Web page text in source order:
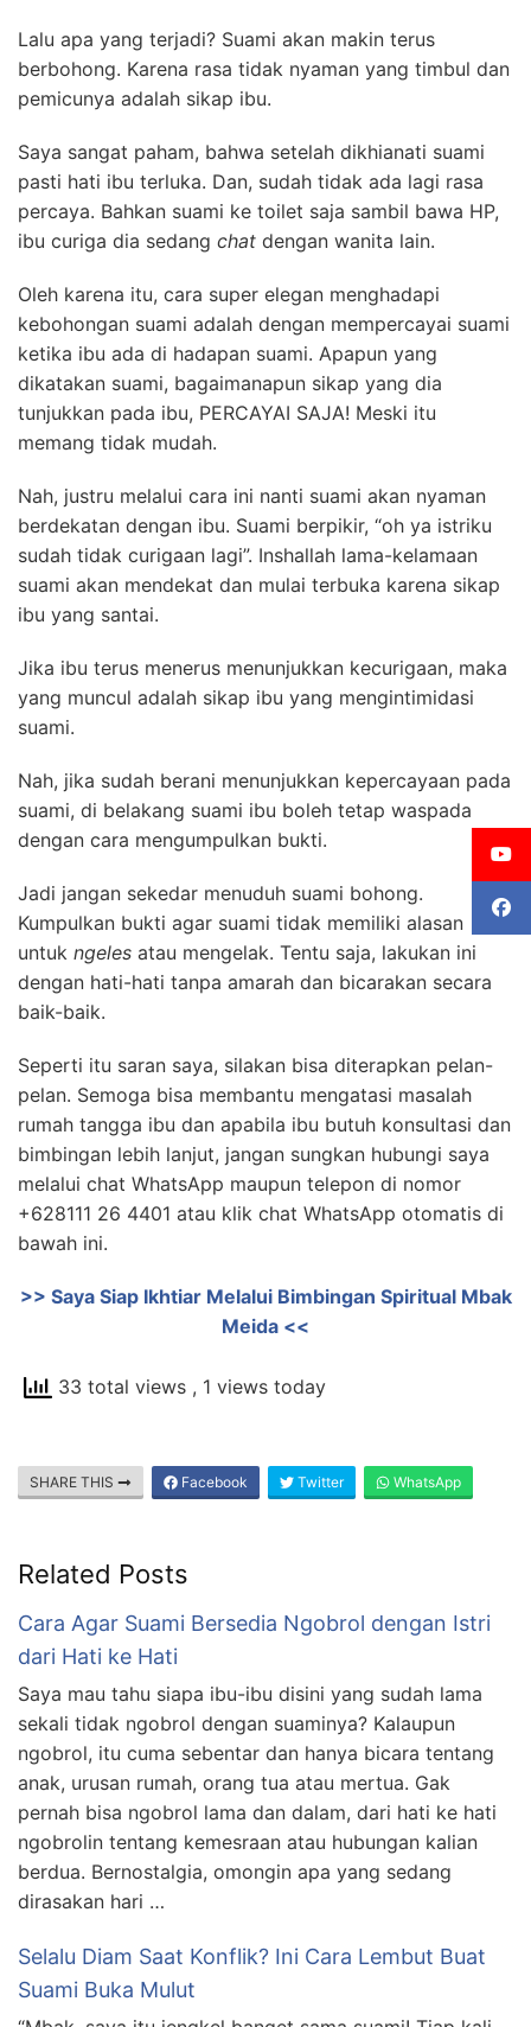
Lalu apa yang terjadi? Suami akan makin terus
berbohong. Karena rasa tidak nyaman yang timbul dan
pemicunya adalah sikap ibu.
Saya sangat paham, bahwa setelah dikhianati suami
pasti hati ibu terluka. Dan, sudah tidak ada lagi rasa
percaya. Bahkan suami ke toilet saja sambil bawa HP,
ibu curiga dia sedang chat dengan wanita lain.
Oleh karena itu, cara super elegan menghadapi
kebohongan suami adalah dengan mempercayai suami
ketika ibu ada di hadapan suami. Apapun yang
dikatakan suami, bagaimanapun sikap yang dia
tunjukkan pada ibu, PERCAYAI SAJA! Meski itu
memang tidak mudah.
Nah, justru melalui cara ini nanti suami akan nyaman
berdekatan dengan ibu. Suami berpikir, “oh ya istriku
sudah tidak curigaan lagi”. Inshallah lama-kelamaan
suami akan mendekat dan mulai terbuka karena sikap
ibu yang santai.
Jika ibu terus menerus menunjukkan kecurigaan, maka
yang muncul adalah sikap ibu yang mengintimidasi
suami.
Nah, jika sudah berani menunjukkan kepercayaan pada
suami, di belakang suami ibu boleh tetap waspada
dengan cara mengumpulkan bukti.
Jadi jangan sekedar menuduh suami bohong.
Kumpulkan bukti agar suami tidak memiliki alasan
untuk ngeles atau mengelak. Tentu saja, lakukan ini
dengan hati-hati tanpa amarah dan bicarakan secara
baik-baik.
Seperti itu saran saya, silakan bisa diterapkan pelan-
pelan. Semoga bisa membantu mengatasi masalah
rumah tangga ibu dan apabila ibu butuh konsultasi dan
bimbingan lebih lanjut, jangan sungkan hubungi saya
melalui chat WhatsApp maupun telepon di nomor
+628111 26 4401 atau klik chat WhatsApp otomatis di
bawah ini.
>> Saya Siap Ikhtiar Melalui Bimbingan Spiritual Mbak
Meida <<
33 total views , 1 views today
SHARE THIS Facebook Twitter WhatsApp
Related Posts
Cara Agar Suami Bersedia Ngobrol dengan Istri
dari Hati ke Hati
Saya mau tahu siapa ibu-ibu disini yang sudah lama
sekali tidak ngobrol dengan suaminya? Kalaupun
ngobrol, itu cuma sebentar dan hanya bicara tentang
anak, urusan rumah, orang tua atau mertua. Gak
pernah bisa ngobrol lama dan dalam, dari hati ke hati
ngobrolin tentang kemesraan atau hubungan kalian
berdua. Bernostalgia, omongin apa yang sedang
dirasakan hari …
Selalu Diam Saat Konflik? Ini Cara Lembut Buat
Suami Buka Mulut